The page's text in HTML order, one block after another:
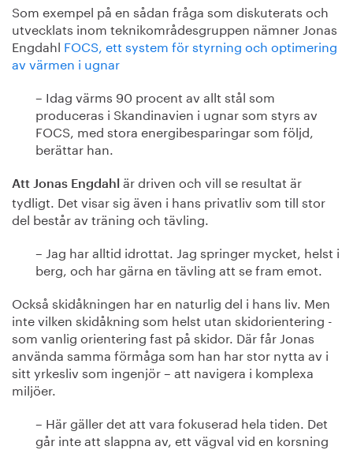
Som exempel på en sådan fråga som diskuterats och
utvecklats inom teknikområdesgruppen nämner Jonas
Engdahl FOCS, ett system för styrning och optimering
av värmen i ugnar
– Idag värms 90 procent av allt stål som
produceras i Skandinavien i ugnar som styrs av
FOCS, med stora energibesparingar som följd,
berättar han.
Att Jonas Engdahl är driven och vill se resultat är
tydligt. Det visar sig även i hans privatliv som till stor
del består av träning och tävling.
– Jag har alltid idrottat. Jag springer mycket, helst i
berg, och har gärna en tävling att se fram emot.
Också skidåkningen har en naturlig del i hans liv. Men
inte vilken skidåkning som helst utan skidorientering -
som vanlig orientering fast på skidor. Där får Jonas
använda samma förmåga som han har stor nytta av i
sitt yrkesliv som ingenjör – att navigera i komplexa
miljöer.
– Här gäller det att vara fokuserad hela tiden. Det
går inte att slappna av, ett vägval vid en korsning